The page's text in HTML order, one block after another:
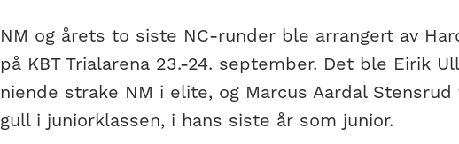
NM og årets to siste NC-runder ble arrangert av
på KBT Trialarena 23.-24. september. Det ble Eirik
niende strake NM i elite, og Marcus Aardal
gull i juniorklassen, i hans siste år som junior.